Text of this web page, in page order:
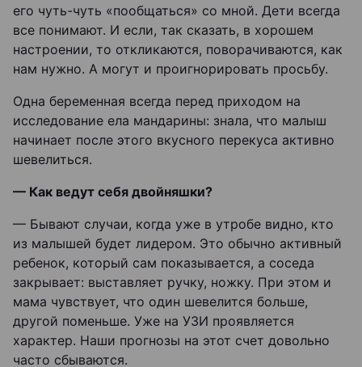
его чуть-чуть «пообщаться» со мной. Дети всегда
все понимают. И если, так сказать, в хорошем
настроении, то откликаются, поворачиваются, как
нам нужно. А могут и проигнорировать просьбу.
Одна беременная всегда перед приходом на
исследование ела мандарины: знала, что малыш
начинает после этого вкусного перекуса активно
шевелиться.
— Как ведут себя двойняшки?
— Бывают случаи, когда уже в утробе видно, кто
из малышей будет лидером. Это обычно активный
ребенок, который сам показывается, а соседа
закрывает: выставляет ручку, ножку. При этом и
мама чувствует, что один шевелится больше,
другой поменьше. Уже на УЗИ проявляется
характер. Наши прогнозы на этот счет довольно
часто сбываются.